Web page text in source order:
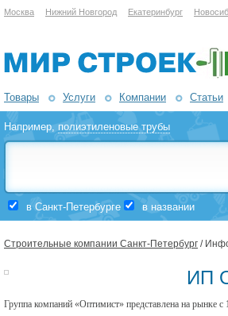
Москва Нижний Новгород Екатеринбург
Товары Услуги Компании Статьи
Например,полиэтиленовые трубы
в Санкт-Петербурге в названии
Строительные компании Санкт-Петербург /
ИП
Группа компаний «Оптимист» представлена на рынке с